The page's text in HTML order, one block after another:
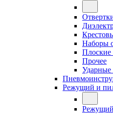
Наборы
Плоские
Прочее
Ударные
Режущий и